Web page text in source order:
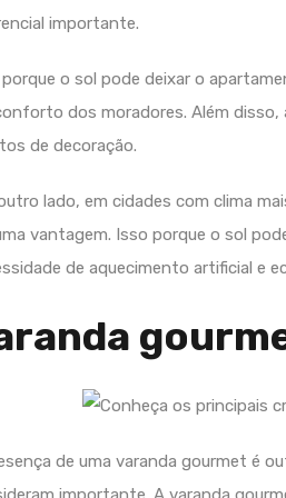
importante.
o sol pode deixar o
dos moradores. Além disso,
de decoração.
lado, em cidades com clima
vantagem. Isso porque o sol
de aquecimento artificial e
de uma varanda gourmet é